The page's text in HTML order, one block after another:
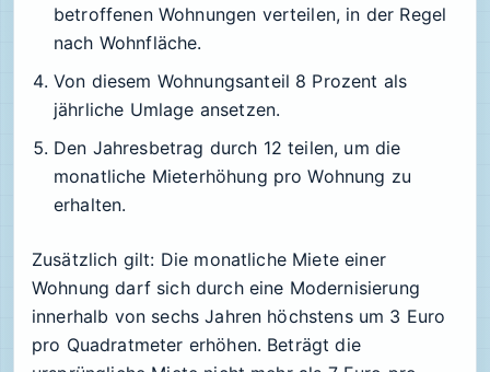
betroffenen Wohnungen verteilen, in der Regel
nach Wohnfläche.
Von diesem Wohnungsanteil 8 Prozent als
jährliche Umlage ansetzen.
Den Jahresbetrag durch 12 teilen, um die
monatliche Mieterhöhung pro Wohnung zu
erhalten.
Zusätzlich gilt: Die monatliche Miete einer
Wohnung darf sich durch eine Modernisierung
innerhalb von sechs Jahren höchstens um 3 Euro
pro Quadratmeter erhöhen. Beträgt die